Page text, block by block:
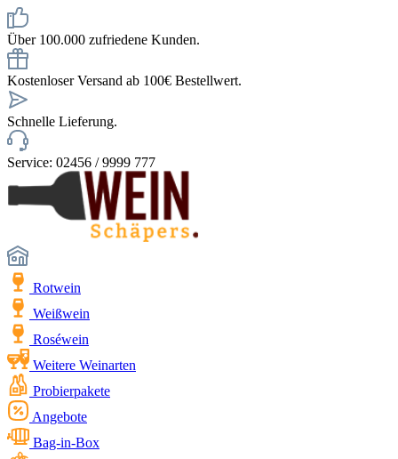
Über 100.000 zufriedene Kunden.
Kostenloser Versand ab 100€ Bestellwert.
Schnelle Lieferung.
Service: 02456 / 9999 777
Rotwein
Weißwein
Roséwein
Weitere Weinarten
Probierpakete
Angebote
Bag-in-Box